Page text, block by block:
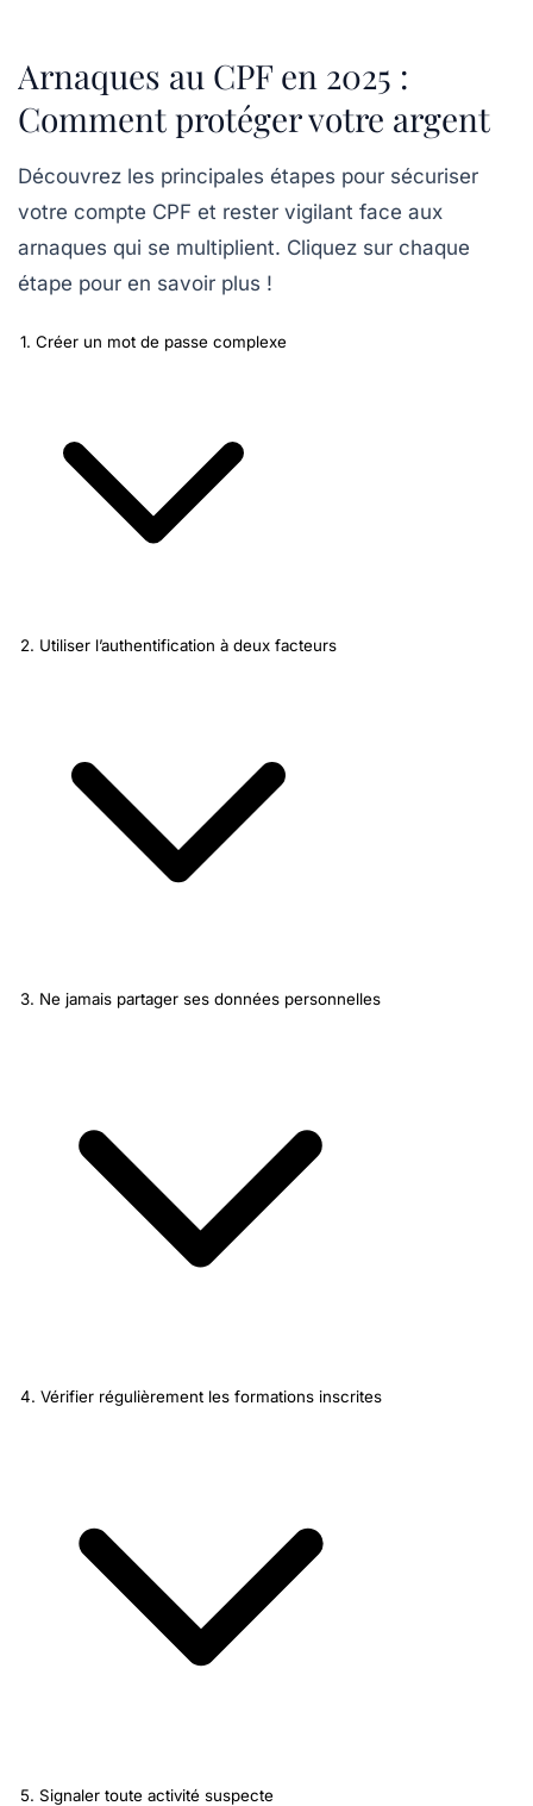
Arnaques au CPF en 2025 :
Comment protéger votre argent
Découvrez les principales étapes pour sécuriser
votre compte CPF et rester vigilant face aux
arnaques qui se multiplient. Cliquez sur chaque
étape pour en savoir plus !
1. Créer un mot de passe complexe
2. Utiliser l’authentification à deux facteurs
3. Ne jamais partager ses données personnelles
4. Vérifier régulièrement les formations inscrites
5. Signaler toute activité suspecte